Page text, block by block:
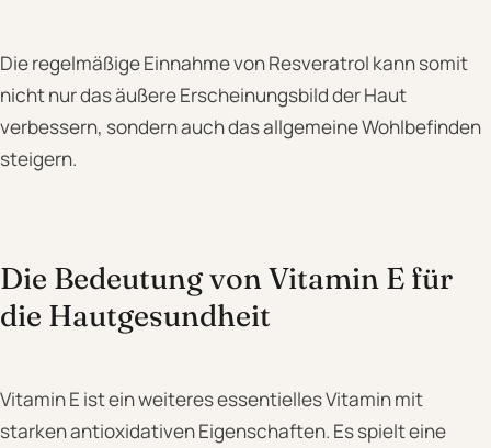
Die regelmäßige Einnahme von Resveratrol kann somit
nicht nur das äußere Erscheinungsbild der Haut
verbessern, sondern auch das allgemeine Wohlbefinden
steigern.
Die Bedeutung von Vitamin E für
die Hautgesundheit
Vitamin E ist ein weiteres essentielles Vitamin mit
starken antioxidativen Eigenschaften. Es spielt eine